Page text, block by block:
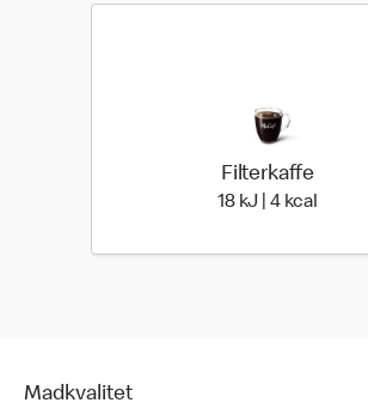
Filterkaffe
18 kJ | 4 kcal
Madkvalitet